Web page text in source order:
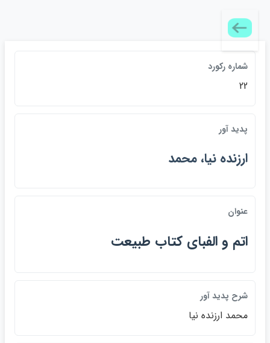
شماره ركورد
22
پديد آور
ارزنده نيا، محمد
عنوان
اتم و الفباي كتاب طبيعت
شرح پديد آور
محمد ارزنده نيا